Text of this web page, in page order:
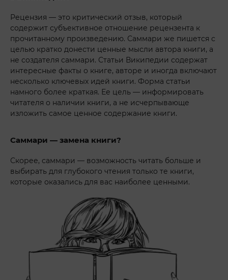
Рецензия — это критический отзыв, который
содержит субъективное отношение рецензента к
прочитанному произведению. Саммари же пишется с
целью кратко донести ценные мысли автора книги, а
не создателя саммари. Статьи Википедии содержат
интересные факты о книге, авторе и иногда включают
несколько ключевых идей книги. Форма статьи
намного более краткая. Ее цель — информировать
читателя о наличии книги, а не исчерпывающе
изложить самое ценное содержание книги.
Саммари — замена книги?
Скорее, саммари — возможность читать больше и
выбирать для глубокого чтения только те книги,
которые оказались для вас наиболее ценными.